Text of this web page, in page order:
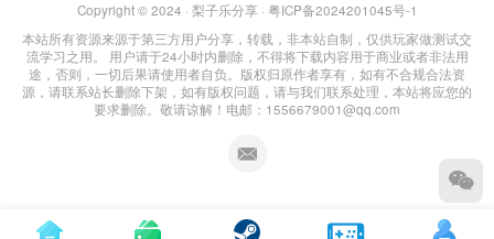
Copyright © 2024 · 梨子乐分享· 粤ICP备2024201045号-1
本站所有资源来源于第三方用户分享，转载，非本站自制，仅供玩家做测试交
流学习之用。 用户请于24小时内删除，不得将下载内容用于商业或者非法用
途，否则，一切后果请使用者自负。版权归原作者享有，如有不合规合法资
源，请联系站长删除下架，如有版权问题，请与我们联系处理，本站将应您的
要求删除。敬请谅解！电邮：1556679001@qq.com